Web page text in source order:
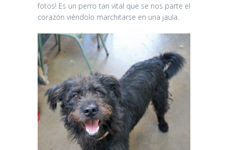
fotos! Es un perro tan vital que se nos parte el
corazón viéndolo marchitarse en una jaula.